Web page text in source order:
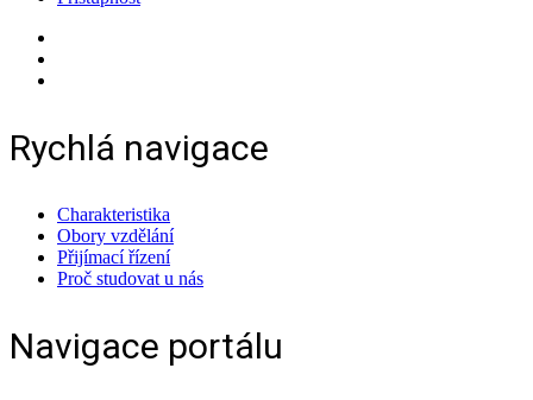
Rychlá navigace
Charakteristika
Obory vzdělání
Přijímací řízení
Proč studovat u nás
Navigace portálu